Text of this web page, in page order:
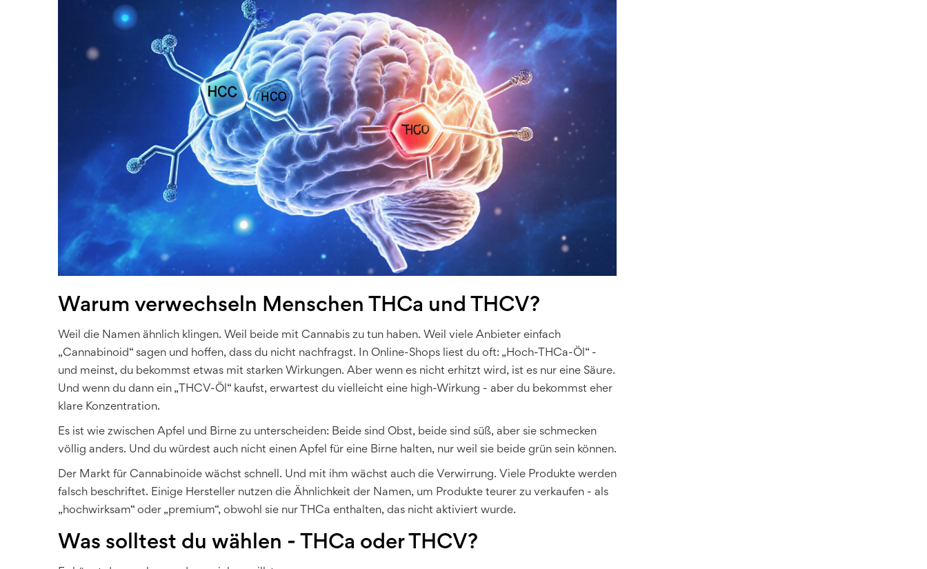
Warum verwechseln Menschen THCa und THCV?
Weil die Namen ähnlich klingen. Weil beide mit Cannabis zu tun haben. Weil viele Anbieter einfach
„Cannabinoid“ sagen und hoffen, dass du nicht nachfragst. In Online-Shops liest du oft: „Hoch-THCa-Öl“ -
und meinst, du bekommst etwas mit starken Wirkungen. Aber wenn es nicht erhitzt wird, ist es nur eine Säure.
Und wenn du dann ein „THCV-Öl“ kaufst, erwartest du vielleicht eine high-Wirkung - aber du bekommst eher
klare Konzentration.
Es ist wie zwischen Apfel und Birne zu unterscheiden: Beide sind Obst, beide sind süß, aber sie schmecken
völlig anders. Und du würdest auch nicht einen Apfel für eine Birne halten, nur weil sie beide grün sein können.
Der Markt für Cannabinoide wächst schnell. Und mit ihm wächst auch die Verwirrung. Viele Produkte werden
falsch beschriftet. Einige Hersteller nutzen die Ähnlichkeit der Namen, um Produkte teurer zu verkaufen - als
„hochwirksam“ oder „premium“, obwohl sie nur THCa enthalten, das nicht aktiviert wurde.
Was solltest du wählen - THCa oder THCV?